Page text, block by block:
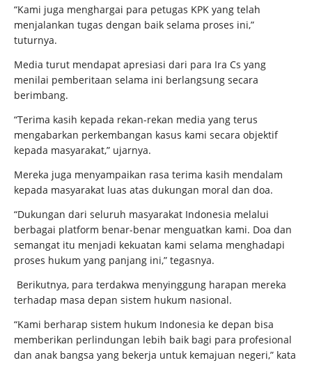
“Kami juga menghargai para petugas KPK yang telah
menjalankan tugas dengan baik selama proses ini,”
tuturnya.
Media turut mendapat apresiasi dari para Ira Cs yang
menilai pemberitaan selama ini berlangsung secara
berimbang.
“Terima kasih kepada rekan-rekan media yang terus
mengabarkan perkembangan kasus kami secara objektif
kepada masyarakat,” ujarnya.
Mereka juga menyampaikan rasa terima kasih mendalam
kepada masyarakat luas atas dukungan moral dan doa.
“Dukungan dari seluruh masyarakat Indonesia melalui
berbagai platform benar-benar menguatkan kami. Doa dan
semangat itu menjadi kekuatan kami selama menghadapi
proses hukum yang panjang ini,” tegasnya.
Berikutnya, para terdakwa menyinggung harapan mereka
terhadap masa depan sistem hukum nasional.
“Kami berharap sistem hukum Indonesia ke depan bisa
memberikan perlindungan lebih baik bagi para profesional
dan anak bangsa yang bekerja untuk kemajuan negeri,” kata